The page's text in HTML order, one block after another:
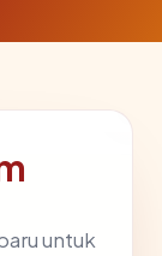
untuk